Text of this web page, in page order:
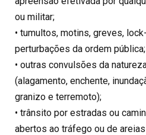
ou militar;
• tumultos, motins, greves,
perturbações da ordem pública;
• outras convulsões da
(alagamento, enchente,
granizo e terremoto);
• trânsito por estradas ou
abertos ao tráfego ou de